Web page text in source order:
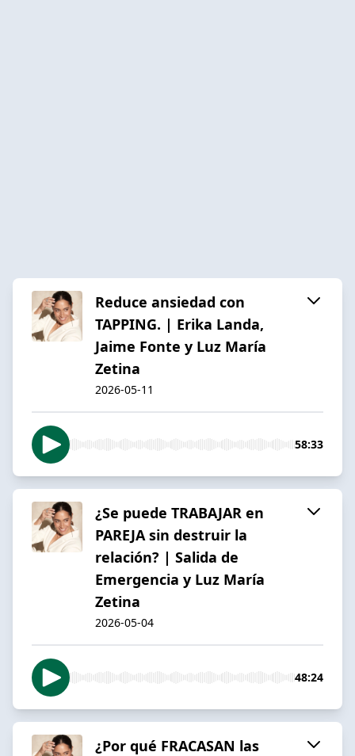
Reduce ansiedad con
TAPPING. | Erika Landa,
Jaime Fonte y Luz María
Zetina
2026-05-11
58:33
¿Se puede TRABAJAR en
PAREJA sin destruir la
relación? | Salida de
Emergencia y Luz María
Zetina
2026-05-04
48:24
¿Por qué FRACASAN las